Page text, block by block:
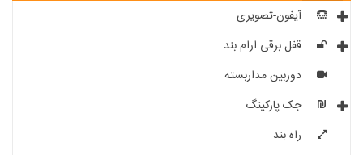
آیفون-تصویری
قفل برقی ارام بند
دوربین مداربسته
جک پارکینگ
راه بند